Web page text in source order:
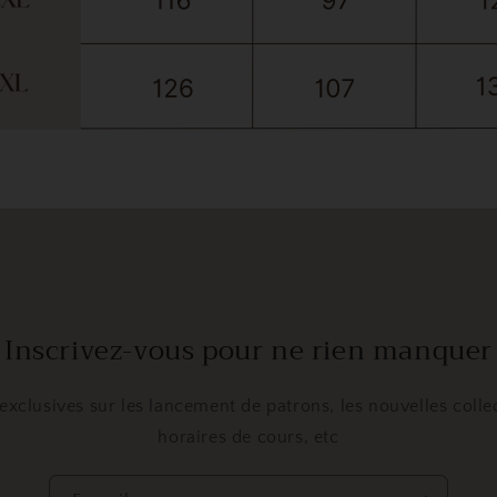
Inscrivez-vous pour ne rien manquer
sur les lancement de patrons, les nouvelles
horaires de cours, etc